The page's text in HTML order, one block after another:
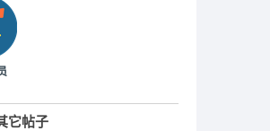
它帖子